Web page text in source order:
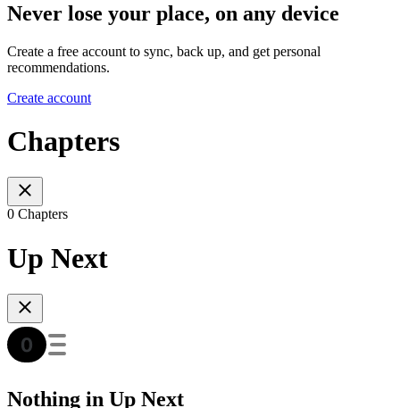
Never lose your place, on any device
Create a free account to sync, back up, and get personal
recommendations.
Create account
Chapters
0 Chapters
Up Next
Nothing in Up Next